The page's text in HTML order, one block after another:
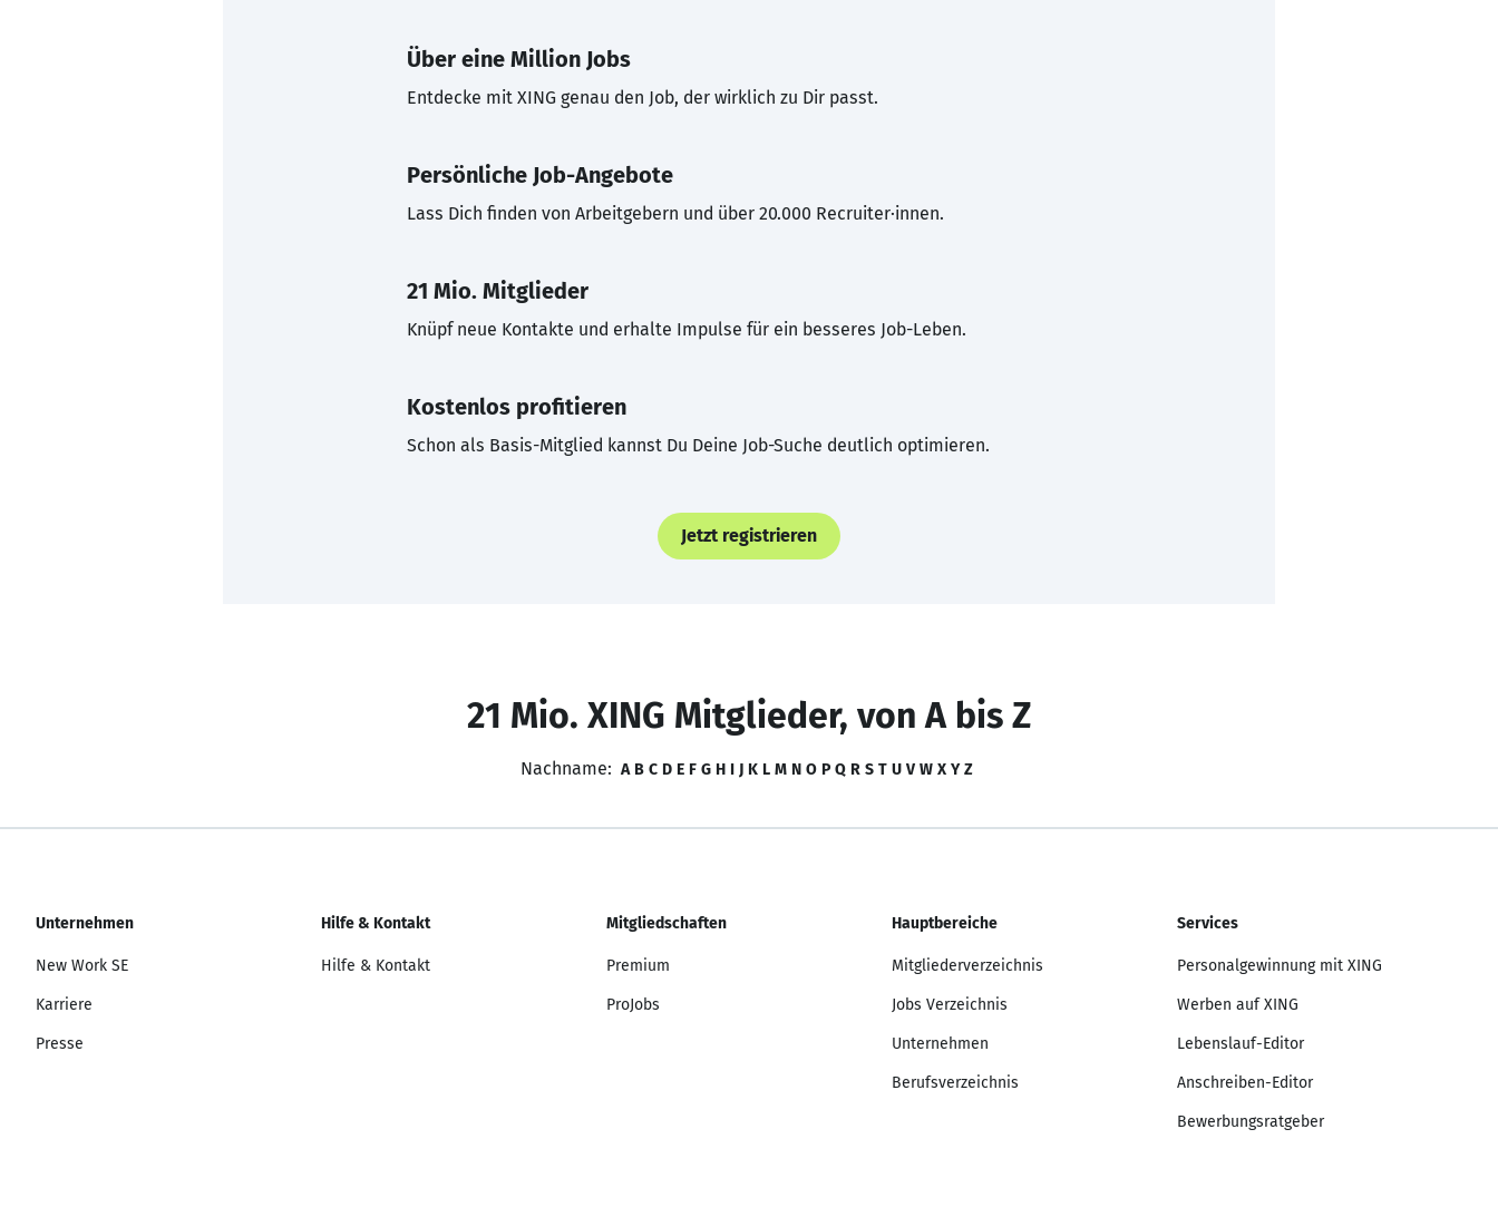
Über eine Million Jobs
Entdecke mit XING genau den Job, der wirklich zu Dir passt.
Persönliche Job-Angebote
Lass Dich finden von Arbeitgebern und über 20.000 Recruiter·innen.
21 Mio. Mitglieder
Knüpf neue Kontakte und erhalte Impulse für ein besseres Job-Leben.
Kostenlos profitieren
Schon als Basis-Mitglied kannst Du Deine Job-Suche deutlich optimieren.
Jetzt registrieren
21 Mio. XING Mitglieder, von A bis Z
Nachname: A B C D E F G H I J K L M N O P Q R S T U V W X Y Z
Unternehmen
New Work SE
Karriere
Presse
Hilfe & Kontakt
Hilfe & Kontakt
Mitgliedschaften
Premium
ProJobs
Hauptbereiche
Mitgliederverzeichnis
Jobs Verzeichnis
Unternehmen
Berufsverzeichnis
Services
Personalgewinnung mit XING
Werben auf XING
Lebenslauf-Editor
Anschreiben-Editor
Bewerbungsratgeber